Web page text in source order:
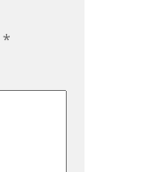
*